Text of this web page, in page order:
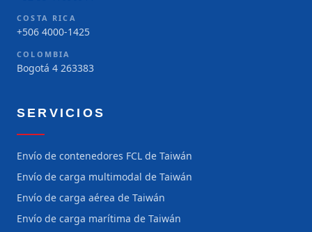
COSTA RICA
+506 4000-1425
COLOMBIA
Bogotá 4 263383
SERVICIOS
Envío de contenedores FCL de Taiwán
Envío de carga multimodal de Taiwán
Envío de carga aérea de Taiwán
Envío de carga marítima de Taiwán